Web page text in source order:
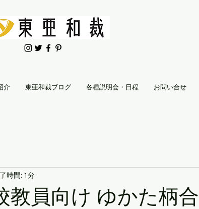
介 東亜和裁ブログ 各種説明会・日程 お問い合せ
教員向け ゆかた柄
時間: 1分